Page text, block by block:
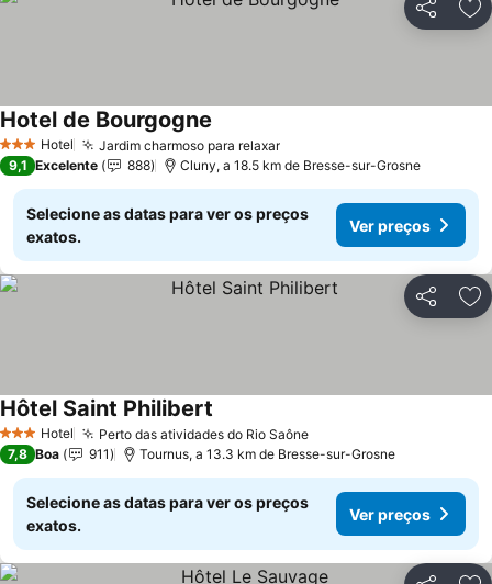
Partilhar
3 EstrelasHotel Jardim charmoso para relaxar
Hotel de Bourgogne
9,1 Excelente 888 Cluny, a 18.5 km de Bresse-sur-Grosne
Selecione as datas para ver os preços
exatos.
Ver preços
Partilhar
3 EstrelasHotel Perto das atividades do Rio Saône
Hôtel Saint Philibert
7,8 Boa 911 Tournus, a 13.3 km de Bresse-sur-Grosne
Selecione as datas para ver os preços
exatos.
Ver preços